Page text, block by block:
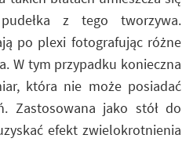
z tego tworzywa.
po plexi fotografując różne
W tym przypadku konieczna
która nie może posiadać
Zastosowana jako stół do
efekt zwielokrotnienia